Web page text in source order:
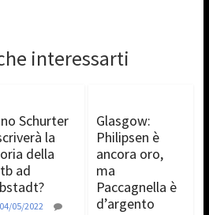
interessarti
Schurter
la
della
ad
04/05/2022
Glasgow:
Philipsen è
ancora oro,
ma
Paccagnella è
d’argento